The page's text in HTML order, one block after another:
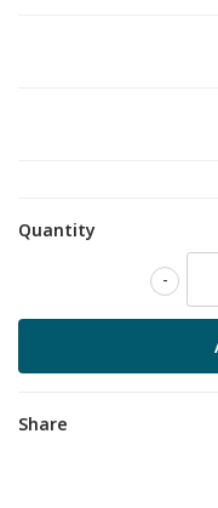
Quantity
-
Share